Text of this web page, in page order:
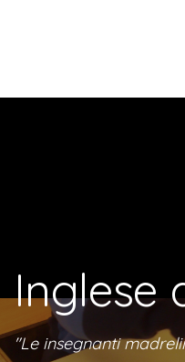
Inglese
"Le insegnanti